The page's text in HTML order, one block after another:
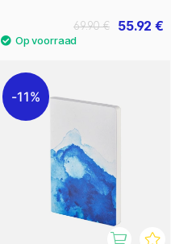
55.92 €
69.90 €
11%